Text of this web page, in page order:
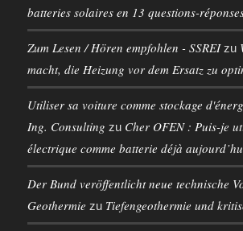
batteries solaires en 13 questions-
Zum Lesen / Hören empfohlen - SSREIzu
macht, die Heizung vor dem Ersatz zu
Utiliser sa voiture comme stockage
Ing. Consulting zu Cher OFEN : Puis-je
électrique comme batterie déjà
Der Bund veröffentlicht neue technische
Geothermie zu Tiefengeothermie und